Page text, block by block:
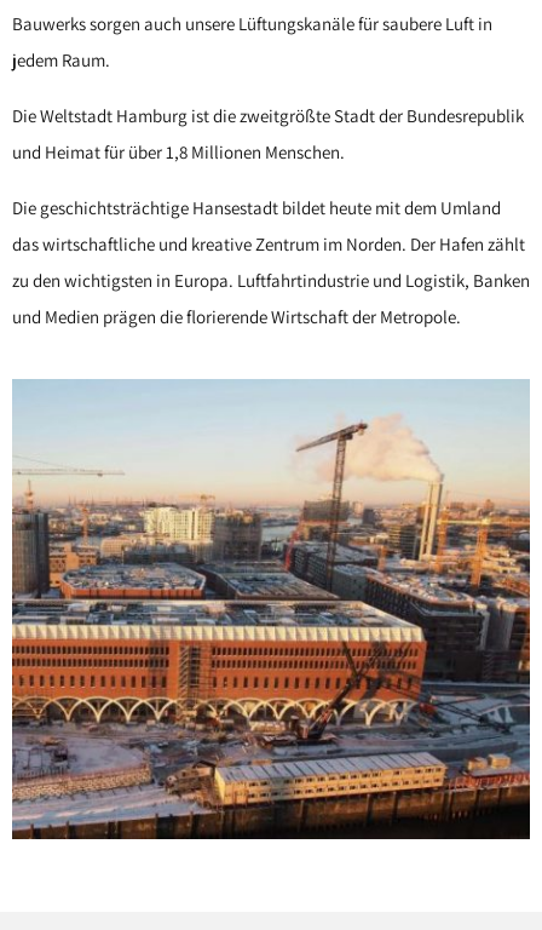
Bauwerks sorgen auch unsere Lüftungskanäle für saubere Luft in
jedem Raum.
Die Weltstadt Hamburg ist die zweitgrößte Stadt der Bundesrepublik
und Heimat für über 1,8 Millionen Menschen.
Die geschichtsträchtige Hansestadt bildet heute mit dem Umland
das wirtschaftliche und kreative Zentrum im Norden. Der Hafen zählt
zu den wichtigsten in Europa. Luftfahrtindustrie und Logistik, Banken
und Medien prägen die florierende Wirtschaft der Metropole.